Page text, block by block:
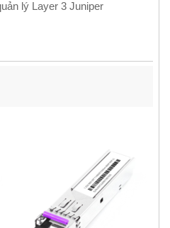
lý Layer 3 Juniper